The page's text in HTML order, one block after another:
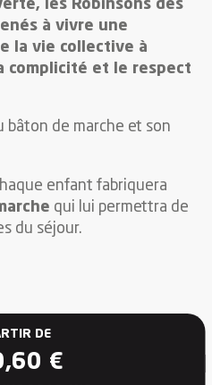
les Robinsons des
à vivre une
la vie collective à
complicité et le respect
bâton de marche et son
enfant fabriquera
qui lui permettra de
du séjour.
DE
€